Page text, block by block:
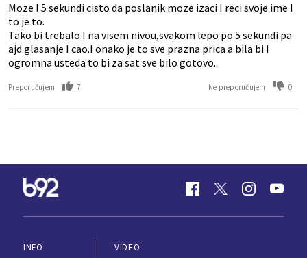
Moze I 5 sekundi cisto da poslanik moze izaci I reci svoje ime I
to je to.
Tako bi trebalo I na visem nivou,svakom lepo po 5 sekundi pa
ajd glasanje I cao.I onako je to sve prazna prica a bila bi I
ogromna usteda to bi za sat sve bilo gotovo...
Preporučujem 7 Ne preporučujem 0
INFO
VIDEO